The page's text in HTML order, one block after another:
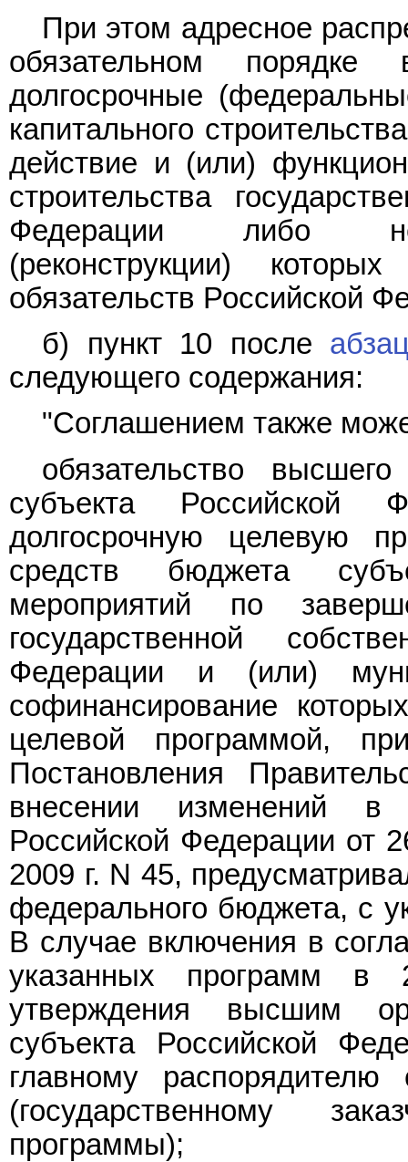
При этом адресное
обязательном
долгосрочные
капитального
действие и (или)
строительства
Федерации либо
(реконструкции)
обязательств Российской
б) пункт 10 после
следующего содержания:
"Соглашением также
обязательство
субъекта
долгосрочную целевую
средств бюджета
мероприятий по
государственной
Федерации и (или)
софинансирование
целевой программой,
Постановления
внесении изменений в
Российской Федерации от
2009 г. N 45,
федерального бюджета, с
В случае включения в
указанных программ
утверждения высшим
субъекта Российской
главному
(государственному
программы);